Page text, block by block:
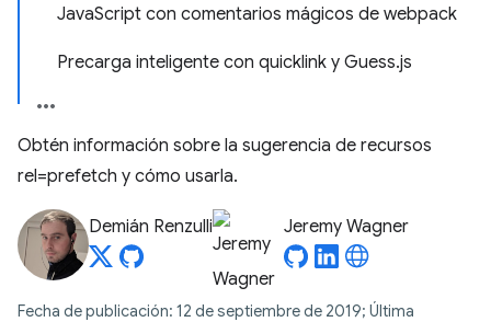
JavaScript con comentarios mágicos de webpack
Precarga inteligente con quicklink y Guess.js
Obtén información sobre la sugerencia de recursos
rel=prefetch y cómo usarla.
Demián Renzulli Jeremy Wagner
Fecha de publicación: 12 de septiembre de 2019; Última